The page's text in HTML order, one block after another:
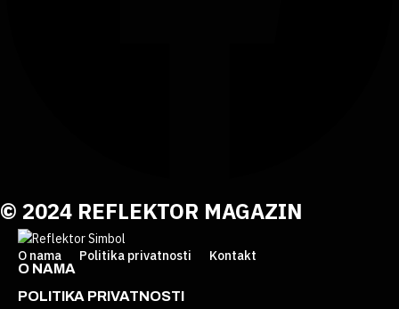
© 2024 REFLEKTOR MAGAZIN
O nama Politika privatnosti Kontakt
O NAMA
POLITIKA PRIVATNOSTI